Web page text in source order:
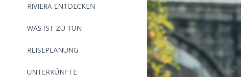
RIVIERA ENTDECKEN
WAS IST ZU TUN
REISEPLANUNG
UNTERKÜNFTE